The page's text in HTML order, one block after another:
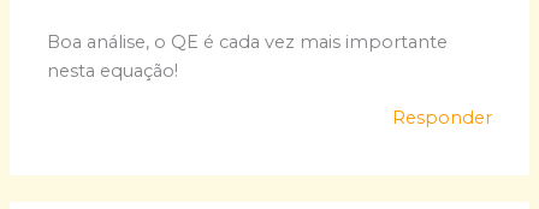
Boa análise, o QE é cada vez mais importante
nesta equação!
Responder